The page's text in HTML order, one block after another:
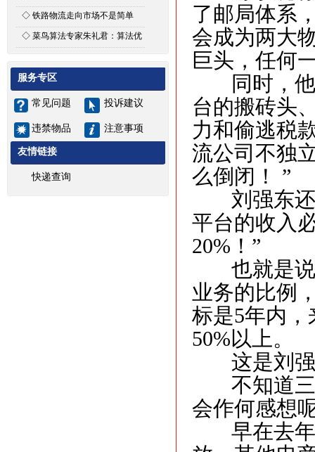
知
河南次晨达物流有限公司招聘启
事
◇ 铁路物流走向市场不是简单
的“复制+粘贴”
◇ 菜鸟算法专家朱礼君：算法优
服务专区
常见问题 投诉建议
违禁物品 注意事项
友情链接
快递查询
了邮局体系
会成为两大
巨头，任何
同时，他
台的搬砖头
力和偷逃税
流公司不独
么倒闭！ ”
刘强东还
平台的收入
20%！”
也就是说
业务的比例
标是5年内
50%以上。
这是刘强
不知道三
会作何感想
早在去年